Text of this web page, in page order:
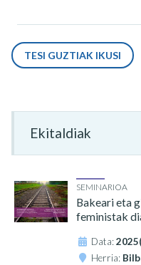
TESI GUZTIAK IKUSI
Ekitaldiak
SEMINARIOA
Bakeari eta
feministak
Data:
Herria: